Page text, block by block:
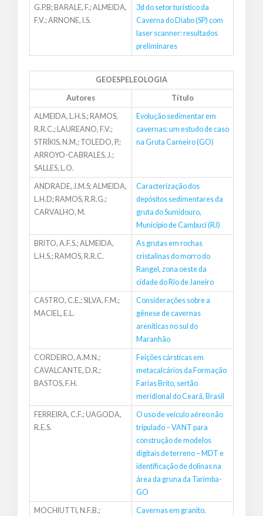
G.P.B; BARALE, F.; ALMEIDA,
F.V.; ARNONE, I.S.
3d do setor turístico da
Caverna do Diabo (SP) com
laser scanner: resultados
preliminares
GEOESPELEOLOGIA
Autores Título
ALMEIDA, L.H.S.; RAMOS,
R.R.C.; LAUREANO, F.V.;
STRÍKIS, N.M.; TOLEDO, P.;
ARROYO-CABRALES, J.;
SALLES, L.O.
Evolução sedimentar em
cavernas: um estudo de caso
na Gruta Carneiro (GO)
ANDRADE, J.M.S; ALMEIDA,
L.H.D; RAMOS, R.R.G.;
CARVALHO, M.
Caracterização dos
depósitos sedimentares da
gruta do Sumidouro,
Município de Cambuci (RJ)
BRITO, A.F.S.; ALMEIDA,
L.H.S.; RAMOS, R.R.C.
As grutas em rochas
cristalinas do morro do
Rangel, zona oeste da
cidade do Rio de Janeiro
CASTRO, C.E.; SILVA, F.M.;
MACIEL, E.L.
Considerações sobre a
gênese de cavernas
areníticas no sul do
Maranhão
CORDEIRO, A.M.N.;
CAVALCANTE, D.R.;
BASTOS, F.H.
Feições cársticas em
metacalcários da Formação
Farias Brito, sertão
meridional do Ceará, Brasil
FERREIRA, C.F.; UAGODA,
R.E.S.
O uso de veículo aéreo não
tripulado – VANT para
construção de modelos
digitais de terreno – MDT e
identificação de dolinas na
área da gruna da Tarimba-
GO
MOCHIUTTI, N.F.B.;
Cavernas em granito.